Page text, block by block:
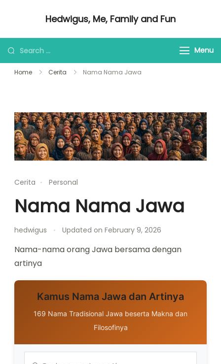
Hedwigus, Me, Family and Fun
Looking
for
Something?
Menu
Home Cerita Nama Nama Jawa
Cerita Personal
Nama Nama Jawa
hedwigus Updated on February 9, 2026
Nama-nama orang Jawa bersama dengan
artinya
Kamus Nama Jawa dan Artinya
169 Nama Tradisional Jawa beserta Makna dan
Filosofinya